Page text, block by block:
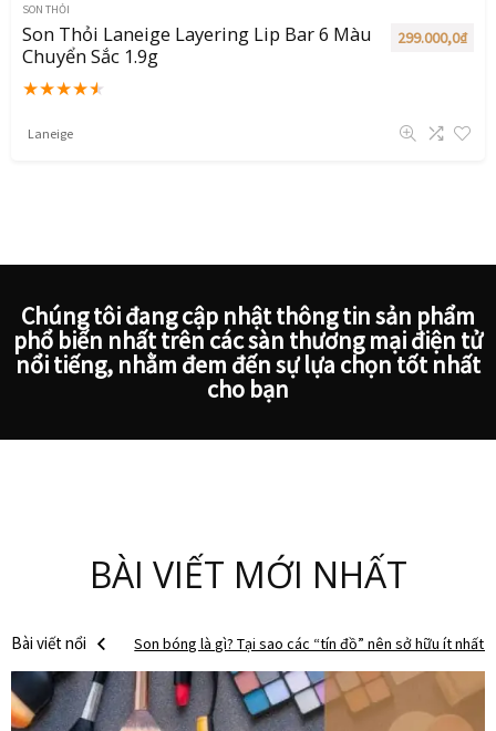
SON THỎI
Son Thỏi Laneige Layering Lip Bar 6 Màu
Chuyển Sắc 1.9g
★★★★★
299.000,0₫
Laneige
Chúng tôi đang cập nhật thông tin sản phẩm
phổ biến nhất trên các sàn thương mại điện tử
nổi tiếng, nhằm đem đến sự lựa chọn tốt nhất
cho bạn
BÀI VIẾT MỚI NHẤT
Bài viết nổi
bật
Son bóng là gì? Tại sao các “tín đồ” nên sở hữu ít nhất
Son tint là gì? Những dòng son tint đang hot nhất hiện
Tất tần tật những điều cần biết về son môi